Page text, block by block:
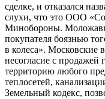
сделке, и отказался
слухи, что это ООО
Минобороны.
покупателя боязнью
в колеса». Московские
несогласие с продажей
территорию любого
теплосетей,
Земельный кодекс,